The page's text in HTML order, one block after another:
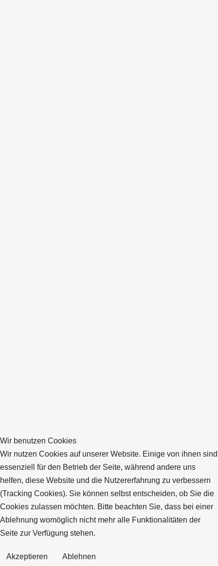
Wir benutzen Cookies
Wir nutzen Cookies auf unserer Website. Einige von ihnen sind
essenziell für den Betrieb der Seite, während andere uns
helfen, diese Website und die Nutzererfahrung zu verbessern
(Tracking Cookies). Sie können selbst entscheiden, ob Sie die
Cookies zulassen möchten. Bitte beachten Sie, dass bei einer
Ablehnung womöglich nicht mehr alle Funktionalitäten der
Seite zur Verfügung stehen.
Akzeptieren Ablehnen